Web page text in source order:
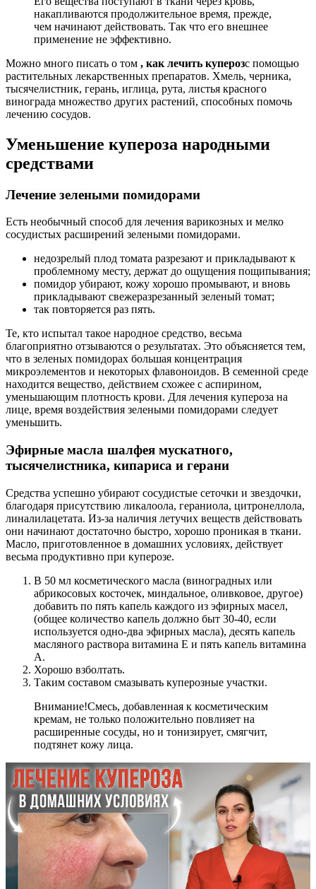
накапливаются продолжительное время, прежде,
чем начинают действовать. Так что его внешнее
применение не эффективно.
Можно много писать о том , как лечить куперозс помощью
растительных лекарственных препаратов. Хмель, черника,
тысячелистник, герань, иглица, рута, листья красного
винограда множество других растений, способных помочь
лечению сосудов.
Уменьшение купероза народными
средствами
Лечение зелеными помидорами
Есть необычный способ для лечения варикозных и мелко
сосудистых расширений зелеными помидорами.
недозрелый плод томата разрезают и прикладывают к
проблемному месту, держат до ощущения пощипывания;
помидор убирают, кожу хорошо промывают, и вновь
прикладывают свежеразрезанный зеленый томат;
так повторяется раз пять.
Те, кто испытал такое народное средство, весьма
благоприятно отзываются о результатах. Это объясняется тем,
что в зеленых помидорах большая концентрация
микроэлементов и некоторых флавоноидов. В семенной среде
находится вещество, действием схожее с аспирином,
уменьшающим плотность крови. Для лечения купероза на
лице, время воздействия зелеными помидорами следует
уменьшить.
Эфирные масла шалфея мускатного,
тысячелистника, кипариса и герани
Средства успешно убирают сосудистые сеточки и звездочки,
благодаря присутствию ликалоола, гераниола, цитронеллола,
линалилацетата. Из-за наличия летучих веществ действовать
они начинают достаточно быстро, хорошо проникая в ткани.
Масло, приготовленное в домашних условиях, действует
весьма продуктивно при куперозе.
В 50 мл косметического масла (виноградных или
абрикосовых косточек, миндальное, оливковое, другое)
добавить по пять капель каждого из эфирных масел,
(общее количество капель должно быт 30-40, если
используется одно-два эфирных масла), десять капель
масляного раствора витамина Е и пять капель витамина
А.
Хорошо взболтать.
Таким составом смазывать куперозные участки.
Внимание!Смесь, добавленная к косметическим
кремам, не только положительно повлияет на
расширенные сосуды, но и тонизирует, смягчит,
подтянет кожу лица.